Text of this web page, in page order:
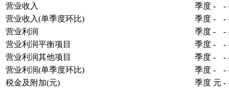
营业收入 季度 - -
营业收入(单季度环比)
季度 - -
营业利润
季度 - -
营业利润平衡项目
季度 - -
营业利润其他项目
季度 - -
营业利润(单季度环比)
季度 - -
税金及附加(元)
季度 元 -